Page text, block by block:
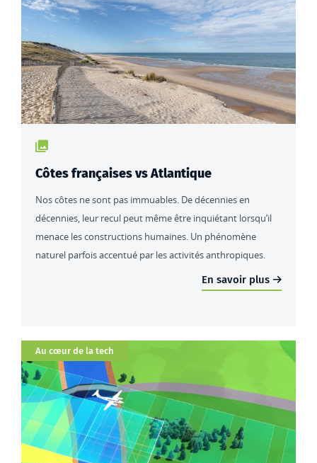
Type de contenu : actualités
Côtes françaises vs Atlantique
Nos côtes ne sont pas immuables. De décennies en
décennies, leur recul peut même être inquiétant lorsqu’il
menace les constructions humaines. Un phénomène
naturel parfois accentué par les activités anthropiques.
En savoir plus
Catégorie
Au cœur de la tech